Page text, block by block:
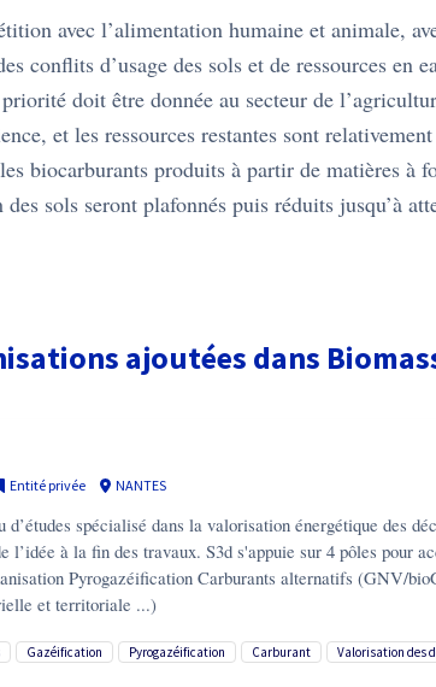
avec l’alimentation humaine et animale,
conflits d’usage des sols et de ressources en
doit être donnée au secteur de
et les ressources restantes sont
biocarburants produits à partir de matières à
des sols seront plafonnés puis réduits jusqu’à
ajoutées dans
Entité privée NANTES
d’études spécialisé dans la valorisation énergétique des
l’idée à la fin des travaux. S3d s'appuie sur 4 pôles pour
Pyrogazéification Carburants alternatifs (GNV/
et territoriale ...)
gazéification pyrogazéification carburant valorisation des